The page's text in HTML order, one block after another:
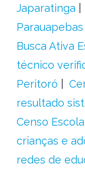
Japaratinga
Parauapebas
Busca Ativa
técnico
Peritoró
resultado
Censo
crianças e
redes de